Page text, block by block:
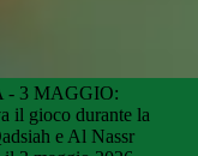
3 MAGGIO:
il gioco durante la
e Al Nassr